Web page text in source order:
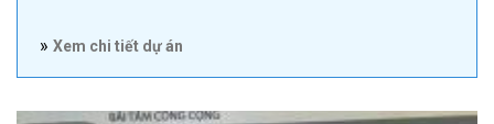
» Xem chi tiết dự án